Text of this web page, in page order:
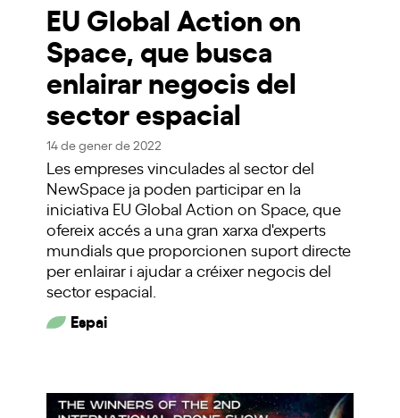
EU Global Action on
Space, que busca
enlairar negocis del
sector espacial
14 de gener de 2022
Les empreses vinculades al sector del
NewSpace ja poden participar en la
iniciativa EU Global Action on Space, que
ofereix accés a una gran xarxa d'experts
mundials que proporcionen suport directe
per enlairar i ajudar a créixer negocis del
sector espacial.
Espai